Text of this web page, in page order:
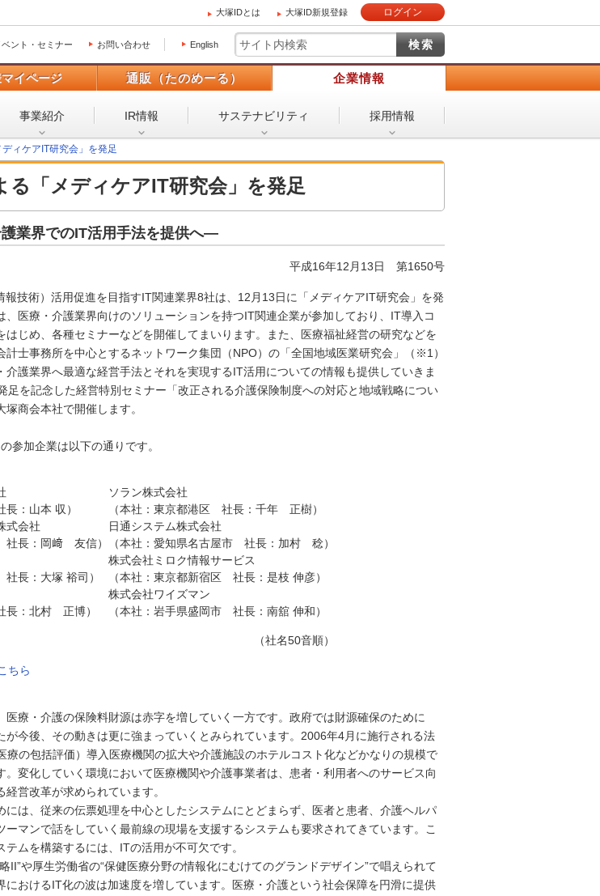
大塚IDとは 大塚ID新規登録 ログイン
ベント・セミナー お問い合わせ English
イページ 通販（たのめーる） 企業情報
事業紹介 IR情報 サステナビリティ 採用情報
ィケアIT研究会」を発足
る「メディケアIT研究会」を発足
業界でのIT活用手法を提供へ―
平成16年12月13日 第1650号
技術）活用促進を目指すIT関連業界8社は、12月13日に「メディケアIT研究会」を発
、医療・介護業界向けのソリューションを持つIT関連企業が参加しており、IT導入コ
はじめ、各種セミナーなどを開催してまいります。また、医療福祉経営の研究などを
計士事務所を中心とするネットワーク集団（NPO）の「全国地域医業研究会」（※1）
介護業界へ最適な経営手法とそれを実現するIT活用についての情報も提供していきま
足を記念した経営特別セミナー「改正される介護保険制度への対応と地域戦略につい
商会本社で開催します。
参加企業は以下の通りです。
：山本 収）
ソラン株式会社
（本社：東京都港区 社長：千年 正樹）
式会社
社長：岡﨑 友信）
日通システム株式会社
（本社：愛知県名古屋市 社長：加村 稔）
長：大塚 裕司）
株式会社ミロク情報サービス
（本社：東京都新宿区 社長：是枝 伸彦）
長：北村 正博）
株式会社ワイズマン
（本社：岩手県盛岡市 社長：南舘 伸和）
（社名50音順）
ちら
療・介護の保険料財源は赤字を増していく一方です。政府では財源確保のために
が今後、その動きは更に強まっていくとみられています。2006年4月に施行される法
療の包括評価）導入医療機関の拡大や介護施設のホテルコスト化などかなりの規模で
。変化していく環境において医療機関や介護事業者は、患者・利用者へのサービス向
営改革が求められています。
には、従来の伝票処理を中心としたシステムにとどまらず、医者と患者、介護ヘルパ
ーマンで話をしていく最前線の現場を支援するシステムも要求されてきています。こ
ムを構築するには、ITの活用が不可欠です。
II”や厚生労働省の“保健医療分野の情報化にむけてのグランドデザイン”で唱えられて
におけるIT化の波は加速度を増しています。医療・介護という社会保障を円滑に提供